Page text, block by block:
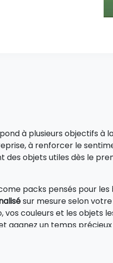
à plusieurs objectifs à
à renforcer le
objets utiles dès le
packs pensés pour
sur mesure selon
couleurs et les objets
gagnez un temps
collaborateur